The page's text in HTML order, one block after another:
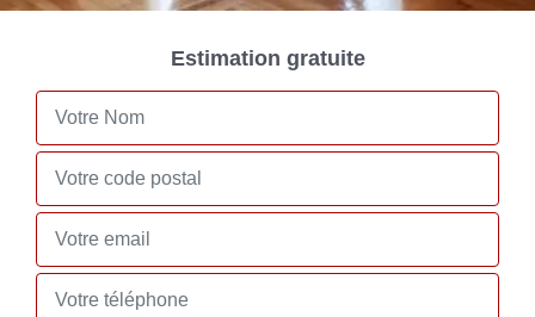
Estimation gratuite